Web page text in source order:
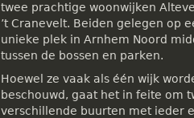
twee prachtige woonwijken
’t Cranevelt. Beiden gelegen op
unieke plek in Arnhem Noord
tussen de bossen en parken.
Hoewel ze vaak als één wijk
beschouwd, gaat het in feite om
verschillende buurten met ieder